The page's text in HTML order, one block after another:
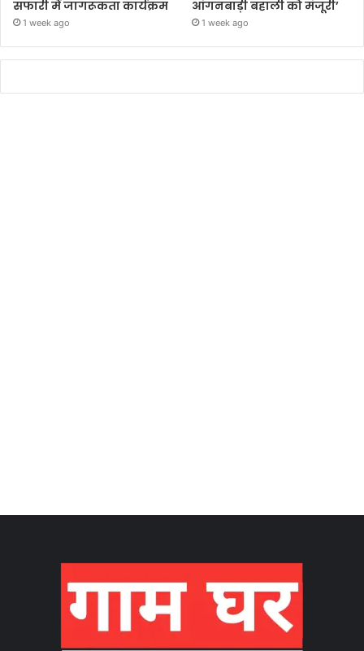
सफारी में जागरूकता कार्यक्रम
1 week ago
आंगनबाड़ी बहाली को मंजूरी’
1 week ago